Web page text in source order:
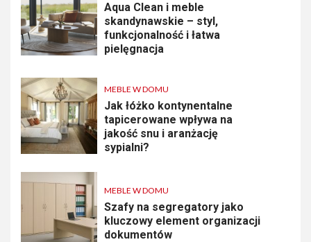
Aqua Clean i meble
skandynawskie – styl,
funkcjonalność i łatwa
pielęgnacja
MEBLE W DOMU
Jak łóżko kontynentalne
tapicerowane wpływa na
jakość snu i aranżację
sypialni?
MEBLE W DOMU
Szafy na segregatory jako
kluczowy element organizacji
dokumentów